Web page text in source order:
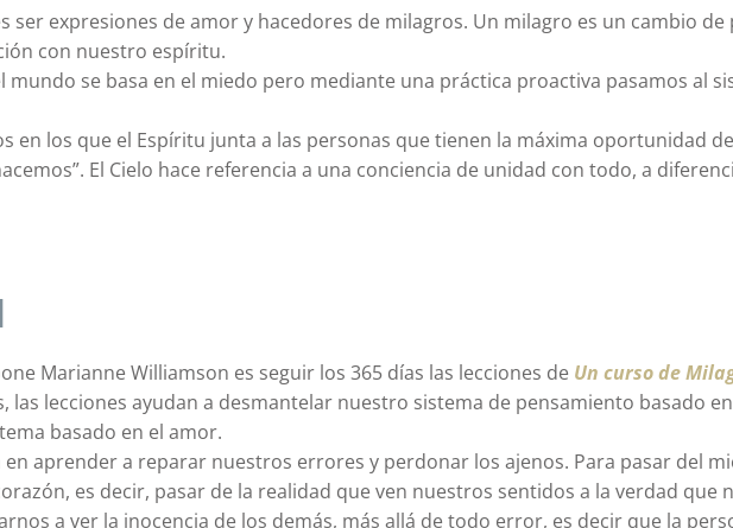
ser expresiones de amor y hacedores de milagros. Un milagro es un cambio
con nuestro espíritu.
mundo se basa en el miedo pero mediante una práctica proactiva pasamos al
en los que el Espíritu junta a las personas que tienen la máxima oportunidad
El Cielo hace referencia a una conciencia de unidad con todo, a
Marianne Williamson es seguir los 365 días las lecciones de Un curso de
las lecciones ayudan a desmantelar nuestro sistema de pensamiento basado
basado en el amor.
en aprender a reparar nuestros errores y perdonar los ajenos. Para pasar del
es decir, pasar de la realidad que ven nuestros sentidos a la verdad que
a ver la inocencia de los demás, más allá de todo error, es decir que la